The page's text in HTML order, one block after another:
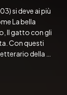
si deve ai più
La bella
Il gatto con gli
Con questi
della
I soggetti,
straordinaria